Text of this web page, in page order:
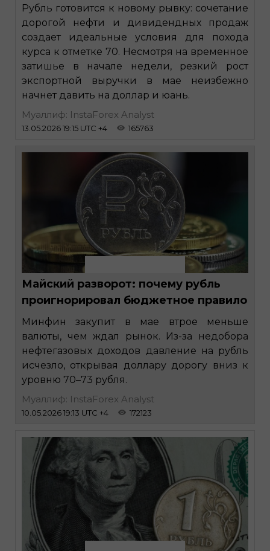
Рубль готовится к новому рывку: сочетание
дорогой нефти и дивидендных продаж
создает идеальные условия для похода
курса к отметке 70. Несмотря на временное
затишье в начале недели, резкий рост
экспортной выручки в мае неизбежно
начнет давить на доллар и юань.
Муаллиф: InstaForex Analyst
13.05.2026 19:15 UTC +4 165763
Майский разворот: почему рубль
проигнорировал бюджетное правило
Минфин закупит в мае втрое меньше
валюты, чем ждал рынок. Из-за недобора
нефтегазовых доходов давление на рубль
исчезло, открывая доллару дорогу вниз к
уровню 70–73 рубля.
Муаллиф: InstaForex Analyst
10.05.2026 19:13 UTC +4 172123